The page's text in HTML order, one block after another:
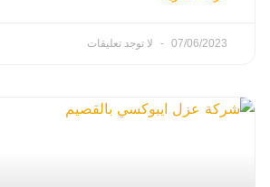
07/06/2023 لا توجد تعليقات